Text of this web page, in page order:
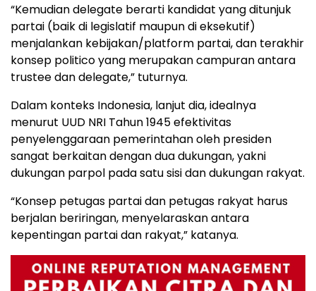
“Kemudian delegate berarti kandidat yang ditunjuk
partai (baik di legislatif maupun di eksekutif)
menjalankan kebijakan/platform partai, dan terakhir
konsep politico yang merupakan campuran antara
trustee dan delegate,” tuturnya.
Dalam konteks Indonesia, lanjut dia, idealnya
menurut UUD NRI Tahun 1945 efektivitas
penyelenggaraan pemerintahan oleh presiden
sangat berkaitan dengan dua dukungan, yakni
dukungan parpol pada satu sisi dan dukungan rakyat.
“Konsep petugas partai dan petugas rakyat harus
berjalan beriringan, menyelaraskan antara
kepentingan partai dan rakyat,” katanya.